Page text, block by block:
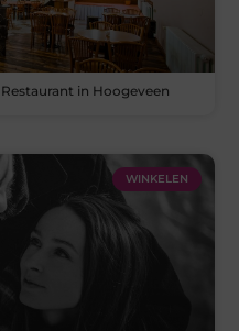
in Hoogeveen
WINKELEN